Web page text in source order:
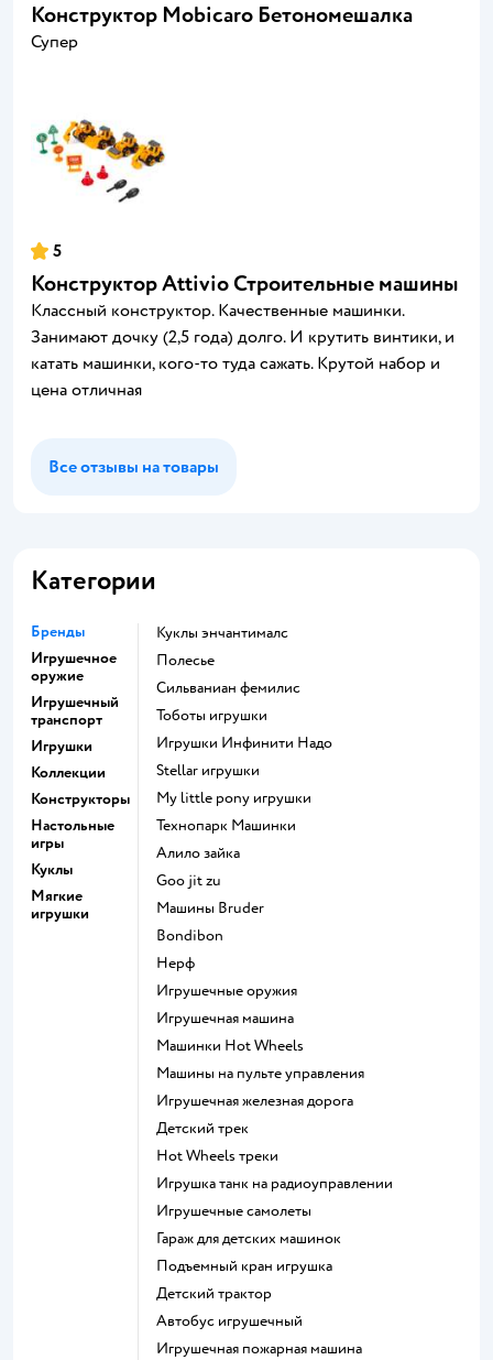
Конструктор Mobicaro Бетономешалка
Супер
5
Конструктор Attivio Строительные машины
Классный конструктор. Качественные машинки.
Занимают дочку (2,5 года) долго. И крутить винтики, и
катать машинки, кого-то туда сажать. Крутой набор и
цена отличная
Все отзывы на товары
Категории
Бренды
Игрушечное
оружие
Игрушечный
транспорт
Игрушки
Коллекции
Конструкторы
Настольные
игры
Куклы
Мягкие
игрушки
Куклы энчантималс
Полесье
Сильваниан фемилис
Тоботы игрушки
Игрушки Инфинити Надо
Stellar игрушки
my little pony игрушки
Технопарк Машинки
Алило зайка
Goo jit zu
Машины Bruder
Bondibon
Нерф
Игрушечные оружия
Игрушечная машина
Машинки Hot Wheels
Машины на пульте управления
Игрушечная железная дорога
Детский трек
Hot Wheels треки
Игрушка танк на радиоуправлении
Игрушечные самолеты
Гараж для детских машинок
Подъемный кран игрушка
Детский трактор
Автобус игрушечный
Игрушечная пожарная машина